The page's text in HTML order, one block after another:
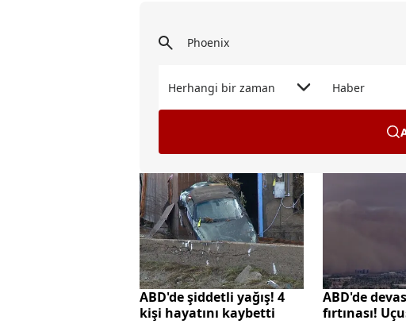
Herhangi bir zaman Haber
ABD'de şiddetli yağış! 4
kişi hayatını kaybetti
ABD'de
fırtınası!